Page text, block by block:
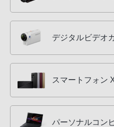
デジタルビデオ
スマートフォン
パーソナルコン